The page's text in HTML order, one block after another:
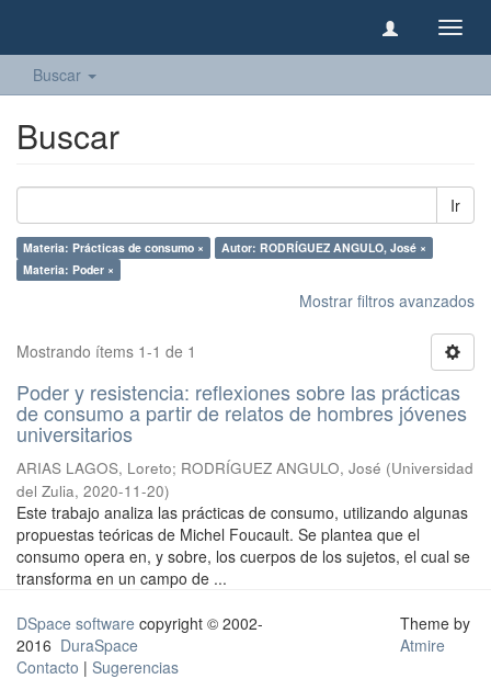
Buscar
Buscar
Ir
Materia: Prácticas de consumo ×
Autor: RODRÍGUEZ ANGULO, José ×
Materia: Poder ×
Mostrar filtros avanzados
Mostrando ítems 1-1 de 1
Poder y resistencia: reflexiones sobre las prácticas
de consumo a partir de relatos de hombres jóvenes
universitarios
ARIAS LAGOS, Loreto; RODRÍGUEZ ANGULO, José (Universidad
del Zulia, 2020-11-20)
Este trabajo analiza las prácticas de consumo, utilizando algunas
propuestas teóricas de Michel Foucault. Se plantea que el
consumo opera en, y sobre, los cuerpos de los sujetos, el cual se
transforma en un campo de ...
DSpace software copyright © 2002-
2016 DuraSpace
Contacto | Sugerencias
Theme by
Atmire